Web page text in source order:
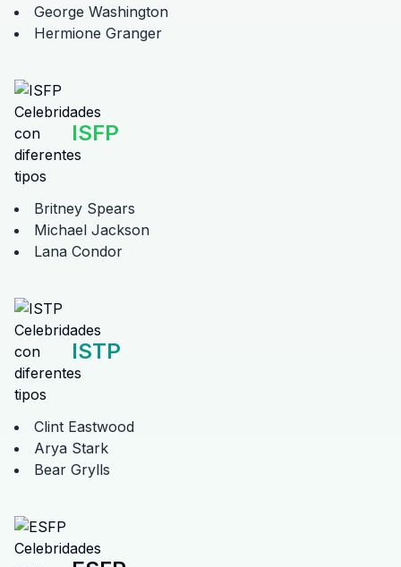
George Washington
Hermione Granger
ISFP
Britney Spears
Michael Jackson
Lana Condor
ISTP
Clint Eastwood
Arya Stark
Bear Grylls